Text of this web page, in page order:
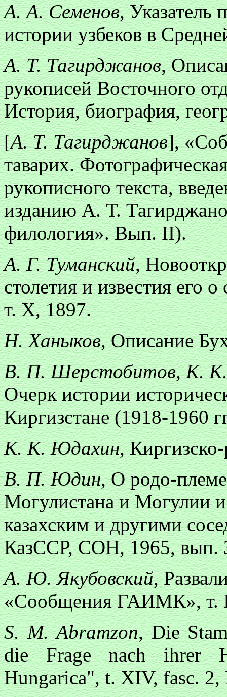
А. А. Семенов, Указатель
истории узбеков в
А. Т. Тагирджанов,
рукописей Восточного
История, биография,
[А. Т. Тагирджанов],
таварих.
рукописного текста,
изданию А. Т.
филология». Вып. II).
А. Г. Туманский,
столетия и известия
т. X, 1897.
Н. Ханыков, Описание
В. П. Шерстобитов, К. К.
Очерк истории
Киргизстане (1918-1960
К. К. Юдахин,
В. П. Юдин, О родо-
Могулистана и Могулии и
казахским и другими
КазССР, СОН, 1965, вып.
А. Ю. Якубовский,
«Сообщения ГАИМК», т.
S. М. Abramzon, Die
die Frage nach ihrer
Hungarica", t. XIV, fasc. 2,